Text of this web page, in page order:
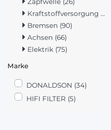
Zapfwelle (26)
Kraftstoffversorgung (286)
Bremsen (90)
Achsen (66)
Elektrik (75)
Marke
DONALDSON (34)
HIFI FILTER (5)